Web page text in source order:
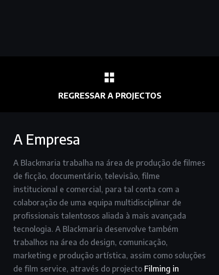
REGRESSAR A PROJECTOS
A Empresa
A Blackmaria trabalha na área de produção de filmes
de ficção, documentário, televisão, filme
institucional e comercial, para tal conta com a
colaboração de uma equipa multidisciplinar de
profissionais talentosos aliada à mais avançada
tecnologia. A Blackmaria desenvolve também
trabalhos na área do design, comunicação,
marketing e produção artística, assim como soluções
de film service, através do projecto Filming in